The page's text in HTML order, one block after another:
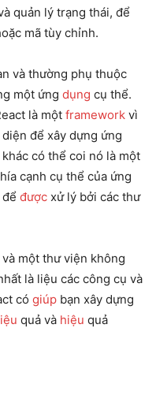
quản lý trạng thái, để
mã tùy chỉnh.
và thường phụ thuộc
một ứng dụng cụ thể.
là một framework vì
để xây dựng ứng
có thể coi nó là một
cạnh cụ thể của ứng
để được xử lý bởi các thư
và một thư viện không
là liệu các công cụ và
có giúp bạn xây dựng
quả và hiệu quả